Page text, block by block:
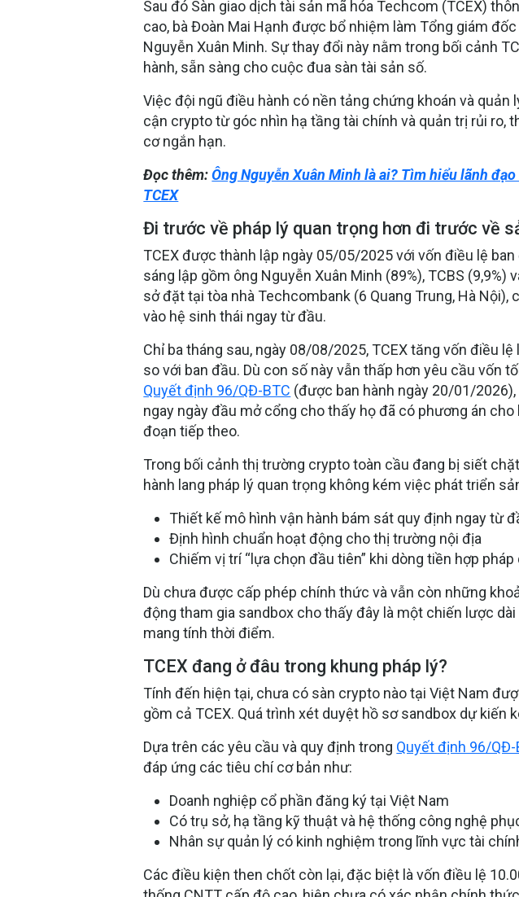
Sau đó Sàn giao dịch tài sản mã hóa Techcom (TCEX)
cao, bà Đoàn Mai Hạnh được bổ nhiệm làm Tổng giám
Nguyễn Xuân Minh. Sự thay đổi này nằm trong bối cảnh
hành, sẵn sàng cho cuộc đua sàn tài sản số.
Việc đội ngũ điều hành có nền tảng chứng khoán và quản
cận crypto từ góc nhìn hạ tầng tài chính và quản trị rủi ro,
cơ ngắn hạn.
Đọc thêm:Ông Nguyễn Xuân Minh là ai? Tìm hiểu lãnh
TCEX
Đi trước về pháp lý quan trọng hơn đi trước về
TCEX được thành lập ngày 05/05/2025 với vốn điều lệ
sáng lập gồm ông Nguyễn Xuân Minh (89%), TCBS (9,9%)
sở đặt tại tòa nhà Techcombank (6 Quang Trung, Hà
vào hệ sinh thái ngay từ đầu.
Chỉ ba tháng sau, ngày 08/08/2025, TCEX tăng vốn điều
so với ban đầu. Dù con số này vẫn thấp hơn yêu cầu vốn
Quyết định 96/QĐ-BTC (được ban hành ngày 20/01/
ngay ngày đầu mở cổng cho thấy họ đã có phương án
đoạn tiếp theo.
Trong bối cảnh thị trường crypto toàn cầu đang bị siết
hành lang pháp lý quan trọng không kém việc phát triển
Thiết kế mô hình vận hành bám sát quy định ngay từ
Định hình chuẩn hoạt động cho thị trường nội địa
Chiếm vị trí “lựa chọn đầu tiên” khi dòng tiền hợp pháp
Dù chưa được cấp phép chính thức và vẫn còn những
động tham gia sandbox cho thấy đây là một chiến lược
mang tính thời điểm.
TCEX đang ở đâu trong khung pháp lý?
Tính đến hiện tại, chưa có sàn crypto nào tại Việt Nam
gồm cả TCEX. Quá trình xét duyệt hồ sơ sandbox dự kiến
Dựa trên các yêu cầu và quy định trong Quyết định 96/QĐ-
đáp ứng các tiêu chí cơ bản như:
Doanh nghiệp cổ phần đăng ký tại Việt Nam
Có trụ sở, hạ tầng kỹ thuật và hệ thống công nghệ
Nhân sự quản lý có kinh nghiệm trong lĩnh vực tài
Các điều kiện then chốt còn lại, đặc biệt là vốn điều lệ